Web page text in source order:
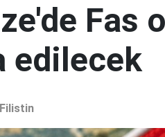
Fas
edilecek
Filistin